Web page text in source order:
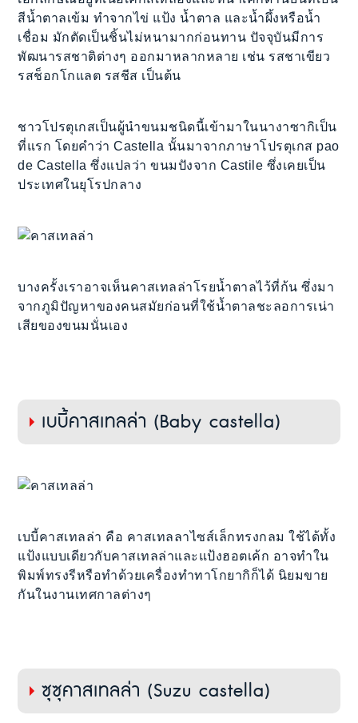
สีน้ำตาลเข้ม ทำจากไข่ แป้ง น้ำตาล และน้ำผึ้งหรือน้ำ
เชื่อม มักตัดเป็นชิ้นไม่หนามากก่อนทาน ปัจจุบันมีการ
พัฒนารสชาติต่างๆ ออกมาหลากหลาย เช่น รสชาเขียว
รสช็อกโกแลต รสชีส เป็นต้น
ชาวโปรตุเกสเป็นผู้นำขนมชนิดนี้เข้ามาในนางาซากิเป็น
ที่แรก โดยคำว่า Castella นั้นมาจากภาษาโปรตุเกส pao
de Castella ซึ่งแปลว่า ขนมปังจาก Castile ซึ่งเคยเป็น
ประเทศในยุโรปกลาง
บางครั้งเราอาจเห็นคาสเทลล่าโรยน้ำตาลไว้ที่ก้น ซึ่งมา
จากภูมิปัญหาของคนสมัยก่อนที่ใช้น้ำตาลชะลอการเน่า
เสียของขนมนั่นเอง
เบบี้คาสเทลล่า (Baby castella)
เบบี้คาสเทลล่า คือ คาสเทลลาไซส์เล็กทรงกลม ใช้ได้ทั้ง
แป้งแบบเดียวกับคาสเทลล่าและแป้งฮอตเค้ก อาจทำใน
พิมพ์ทรงรีหรือทำด้วยเครื่องทำทาโกยากิก็ได้ นิยมขาย
กันในงานเทศกาลต่างๆ
ซุซุคาสเทลล่า (Suzu castella)